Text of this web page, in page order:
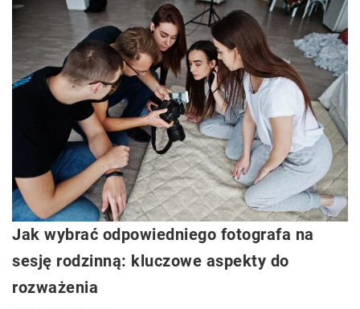
Jak wybrać odpowiedniego fotografa na
sesję rodzinną: kluczowe aspekty do
rozważenia